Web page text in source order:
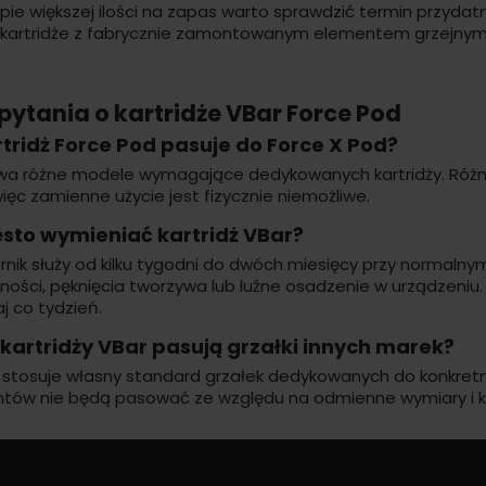
większej ilości na zapas warto sprawdzić termin
z fabrycznie zamontowanym elementem
o kartridże VBar Force Pod
Force Pod pasuje do Force X Pod?
różne modele wymagające dedykowanych kartridży.
zamienne użycie jest fizycznie niemożliwe.
wymieniać kartridż VBar?
służy od kilku tygodni do dwóch miesięcy przy
pęknięcia tworzywa lub luźne osadzenie w
co tydzień.
VBar pasują grzałki innych marek?
stosuje własny standard grzałek dedykowanych do
nie będą pasować ze względu na odmienne wymiary i